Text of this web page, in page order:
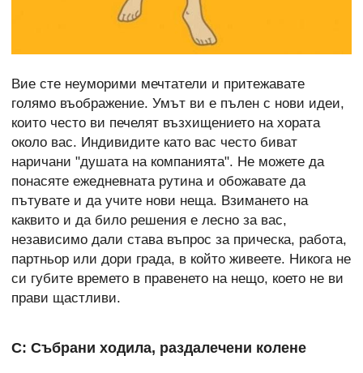
Вие сте неуморими мечтатели и притежавате
голямо въображение. Умът ви е пълен с нови идеи,
които често ви печелят възхищението на хората
около вас. Индивидите като вас често биват
наричани "душата на компанията". Не можете да
понасяте ежедневната рутина и обожавате да
пътувате и да учите нови неща. Взимането на
каквито и да било решения е лесно за вас,
независимо дали става въпрос за прическа, работа,
партньор или дори града, в който живеете. Никога не
си губите времето в правенето на нещо, което не ви
прави щастливи.
С: Събрани ходила, раздалечени колене